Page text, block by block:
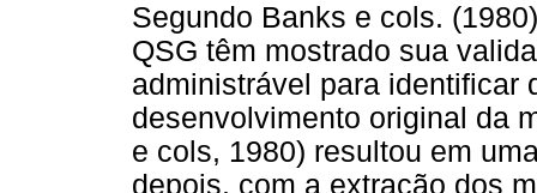
Segundo Banks e cols.
QSG têm mostrado sua
administrável para identificar
desenvolvimento original da
e cols, 1980) resultou em
depois, com a extração dos